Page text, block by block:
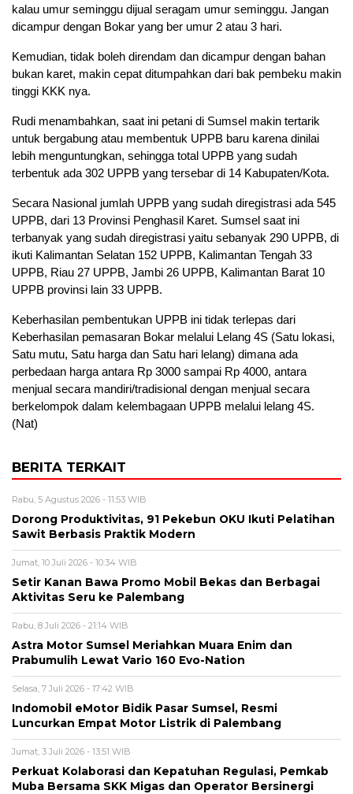
kalau umur seminggu dijual seragam umur seminggu. Jangan
dicampur dengan Bokar yang ber umur 2 atau 3 hari.
Kemudian, tidak boleh direndam dan dicampur dengan bahan
bukan karet, makin cepat ditumpahkan dari bak pembeku makin
tinggi KKK nya.
Rudi menambahkan, saat ini petani di Sumsel makin tertarik
untuk bergabung atau membentuk UPPB baru karena dinilai
lebih menguntungkan, sehingga total UPPB yang sudah
terbentuk ada 302 UPPB yang tersebar di 14 Kabupaten/Kota.
Secara Nasional jumlah UPPB yang sudah diregistrasi ada 545
UPPB, dari 13 Provinsi Penghasil Karet. Sumsel saat ini
terbanyak yang sudah diregistrasi yaitu sebanyak 290 UPPB, di
ikuti Kalimantan Selatan 152 UPPB, Kalimantan Tengah 33
UPPB, Riau 27 UPPB, Jambi 26 UPPB, Kalimantan Barat 10
UPPB provinsi lain 33 UPPB.
Keberhasilan pembentukan UPPB ini tidak terlepas dari
Keberhasilan pemasaran Bokar melalui Lelang 4S (Satu lokasi,
Satu mutu, Satu harga dan Satu hari lelang) dimana ada
perbedaan harga antara Rp 3000 sampai Rp 4000, antara
menjual secara mandiri/tradisional dengan menjual secara
berkelompok dalam kelembagaan UPPB melalui lelang 4S.
(Nat)
BERITA TERKAIT
Rabu, 5 Agustus 2026 - 11:53 WIB
Dorong Produktivitas, 91 Pekebun OKU Ikuti Pelatihan
Sawit Berbasis Praktik Modern
Jumat, 10 Juli 2026 - 10:34 WIB
Setir Kanan Bawa Promo Mobil Bekas dan Berbagai
Aktivitas Seru ke Palembang
Rabu, 8 Juli 2026 - 21:14 WIB
Astra Motor Sumsel Meriahkan Muara Enim dan
Prabumulih Lewat Vario 160 Evo-Nation
Selasa, 7 Juli 2026 - 17:42 WIB
Indomobil eMotor Bidik Pasar Sumsel, Resmi
Luncurkan Empat Motor Listrik di Palembang
Jumat, 3 Juli 2026 - 13:51 WIB
Perkuat Kolaborasi dan Kepatuhan Regulasi, Pemkab
Muba Bersama SKK Migas dan Operator Bersinergi